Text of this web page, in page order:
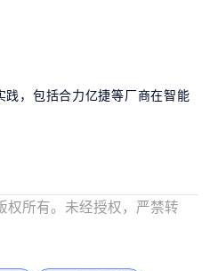
，包括合力亿捷等厂商在智能
权所有。未经授权，严禁转